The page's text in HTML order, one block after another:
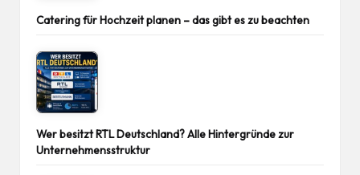
Catering für Hochzeit planen – das gibt es zu beachten
Wer besitzt RTL Deutschland? Alle Hintergründe zur
Unternehmensstruktur